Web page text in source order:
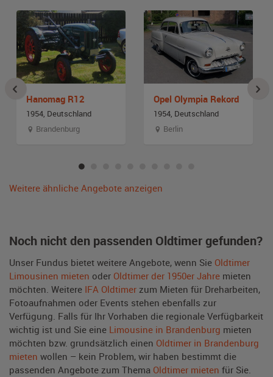
Hanomag R12
1954, Deutschland
Brandenburg
Opel Olympia Rekord
1954, Deutschland
Berlin
Weitere ähnliche Angebote anzeigen
Noch nicht den passenden Oldtimer gefunden?
Unser Fundus bietet weitere Angebote, wenn Sie Oldtimer
Limousinen mieten oder Oldtimer der 1950er Jahre mieten
möchten. Weitere IFA Oldtimer zum Mieten für Dreharbeiten,
Fotoaufnahmen oder Events stehen ebenfalls zur
Verfügung. Falls für Ihr Vorhaben die regionale Verfügbarkeit
wichtig ist und Sie eine Limousine in Brandenburg mieten
möchten bzw. grundsätzlich einen Oldtimer in Brandenburg
mieten wollen – kein Problem, wir haben bestimmt die
passenden Angebote zum Thema Oldtimer mieten für Sie.